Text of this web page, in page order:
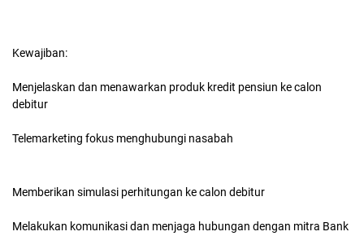
Kewajiban:
Menjelaskan dan menawarkan produk kredit pensiun ke calon
debitur
Telemarketing fokus menghubungi nasabah
Memberikan simulasi perhitungan ke calon debitur
Melakukan komunikasi dan menjaga hubungan dengan mitra Bank